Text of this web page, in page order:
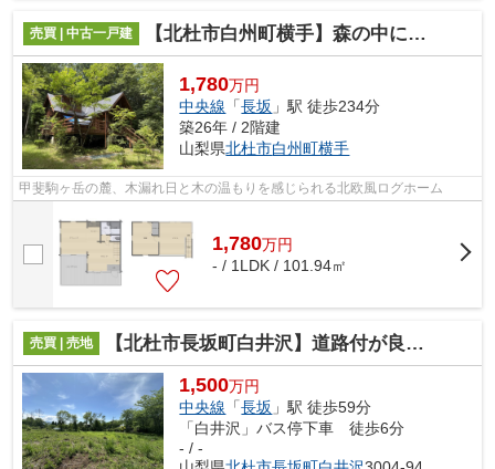
売買 | 中古一戸建 【北杜市白州町横手】森の中にあるフリージアのログハウス
1,780万円
中央線 「長坂 」駅 徒歩234分
築26年 / 2階建
山梨県北杜市白州町横手
甲斐駒ヶ岳の麓、木漏れ日と木の温もりを感じられる北欧風ログホーム
1,780万円
- / 1LDK / 101.94㎡
売買 | 売地 【北杜市長坂町白井沢】道路付が良い平坦な土地
1,500万円
中央線 「長坂 」駅 徒歩59分
「白井沢」バス停下車 徒歩6分
- / -